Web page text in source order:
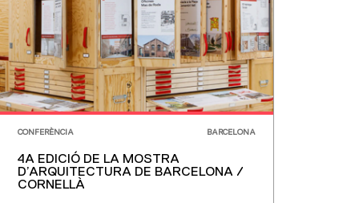
CONFERÈNCIA BARCELONA
4A EDICIÓ DE LA MOSTRA
D’ARQUITECTURA DE BARCELONA /
CORNELLÀ